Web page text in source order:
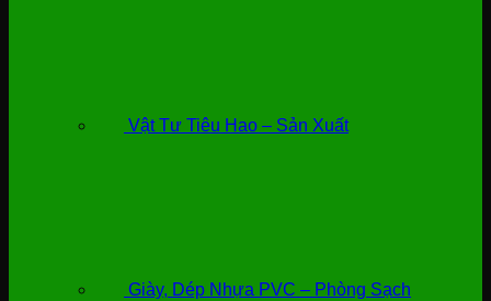
Vật Tư Tiêu Hao – Sản Xuất
Giày, Dép Nhựa PVC – Phòng Sạch